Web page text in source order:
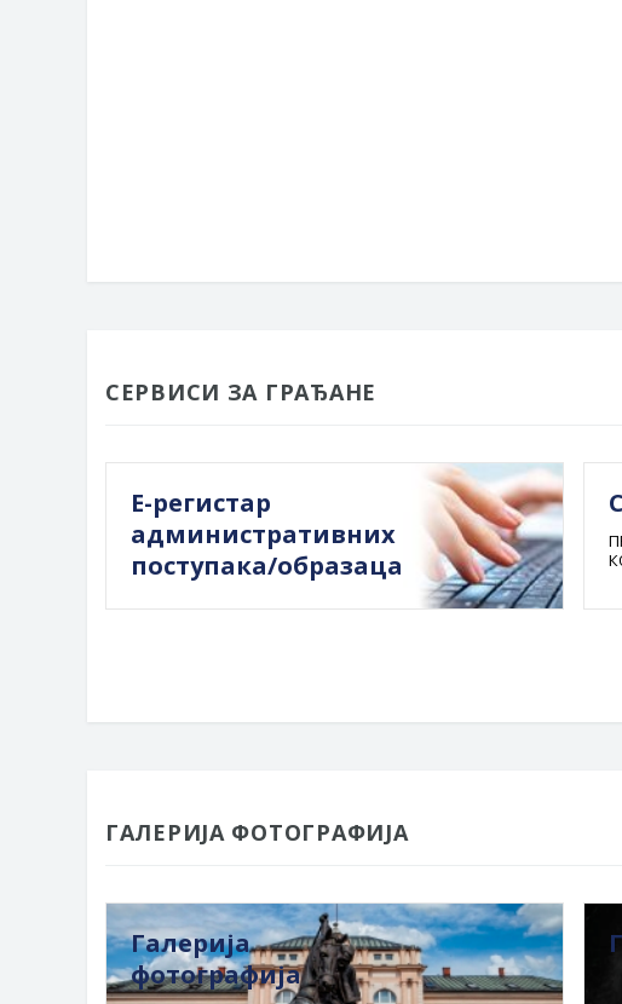
СЕРВИСИ ЗА ГРАЂАНЕ
Е-регистар
административних
поступака/образаца
ГАЛЕРИЈА ФОТОГРАФИЈА
Галерија
фотографија